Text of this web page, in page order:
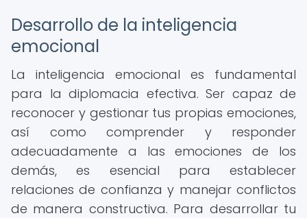
Desarrollo de la inteligencia
emocional
La inteligencia emocional es fundamental
para la diplomacia efectiva. Ser capaz de
reconocer y gestionar tus propias emociones,
así como comprender y responder
adecuadamente a las emociones de los
demás, es esencial para establecer
relaciones de confianza y manejar conflictos
de manera constructiva. Para desarrollar tu